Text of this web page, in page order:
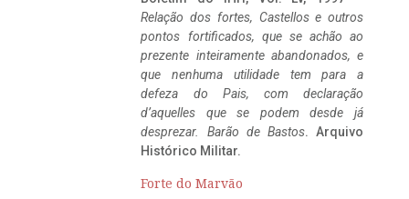
Relação dos fortes, Castellos e outros
pontos fortificados, que se achão ao
prezente inteiramente abandonados, e
que nenhuma utilidade tem para a
defeza do Pais, com declaração
d’aquelles que se podem desde já
desprezar. Barão de Bastos. Arquivo
Histórico Militar.
Forte do Marvão